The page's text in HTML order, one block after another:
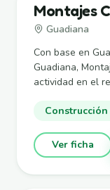
Montajes
Guadiana
Con base en
Guadiana,
actividad en el
Ver ficha